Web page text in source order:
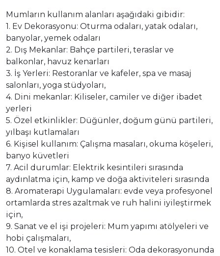
Mumların kullanım alanları aşağıdaki gibidir:
1. Ev Dekorasyonu: Oturma odaları, yatak odaları,
banyolar, yemek odaları
2. Dış Mekanlar: Bahçe partileri, teraslar ve
balkonlar, havuz kenarları
3. İş Yerleri: Restoranlar ve kafeler, spa ve masaj
salonları, yoga stüdyoları,
4. Dini mekanlar: Kiliseler, camiler ve diğer ibadet
yerleri
5. Özel etkinlikler: Düğünler, doğum günü partileri,
yılbaşı kutlamaları
6. Kişisel kullanım: Çalışma masaları, okuma köşeleri,
banyo küvetleri
7. Acil durumlar: Elektrik kesintileri sırasında
aydınlatma için, kamp ve doğa aktiviteleri sırasında
8. Aromaterapi Uygulamaları: evde veya profesyonel
ortamlarda stres azaltmak ve ruh halini iyileştirmek
için,
9. Sanat ve el işi projeleri: Mum yapımı atölyeleri ve
hobi çalışmaları,
10. Otel ve konaklama tesisleri: Oda dekorasyonunda